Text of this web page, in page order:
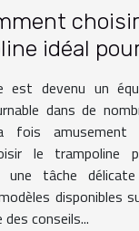
idéal
est devenu un
dans de
amusement
le trampoline
une tâche
disponibles
conseils...